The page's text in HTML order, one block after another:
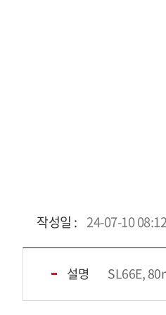
작성일 : 24-07-10
설명 SL66E,